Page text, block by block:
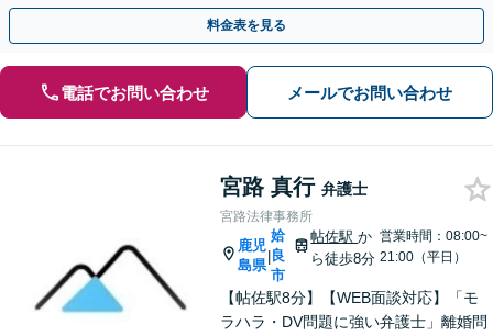
のみで解決も可能！
料金表を見る
電話でお問い合わせ メールでお問い合わせ
宮路 真行 弁護士
宮路法律事務所
鹿児
島県
|
姶
良
市
帖佐駅か
ら徒歩8分
営業時間：08:00~
21:00（平日）
【帖佐駅8分】【WEB面談対応】「モ
ラハラ・DV問題に強い弁護士」離婚問